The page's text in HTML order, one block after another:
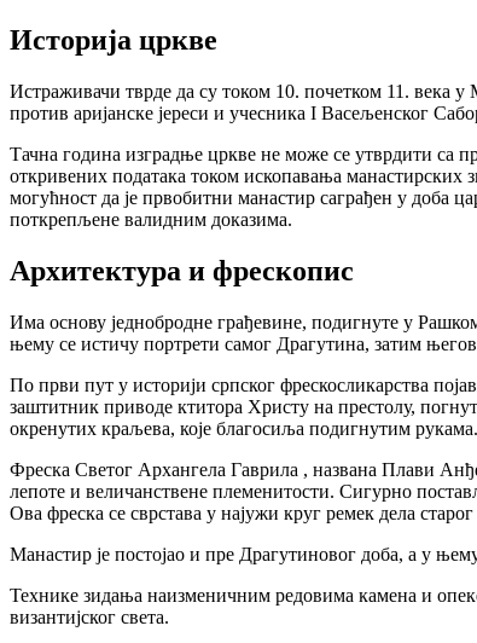
Историја цркве
Истраживачи тврде да су током 10. почетком 11. века
против аријанске јереси и учесника I Васељенског
Тачна година изградње цркве не може се утврдити са
откривених података током ископавања манастирских
могућност да је првобитни манастир саграђен у доба
поткрепљене валидним доказима.
Архитектура и фрескопис
Има основу једнобродне грађевине, подигнуте у
њему се истичу портрети самог Драгутина, затим
По први пут у историји српског фрескосликарства
заштитник приводе ктитора Христу на престолу,
окренутих краљева, које благосиља подигнутим
Фреска Светог Архангела Гаврила , названа Плави
лепоте и величанствене племенитости. Сигурно
Ова фреска се сврстава у најужи круг ремек дела
Манастир је постојао и пре Драгутиновог доба, а у
Технике зидања наизменичним редовима камена и
византијског света.